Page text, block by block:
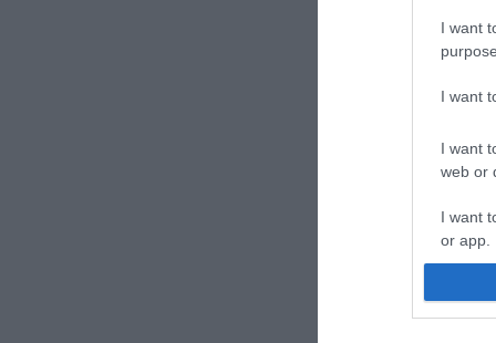
I want
I want
I want
web or
I want
or app.
I want